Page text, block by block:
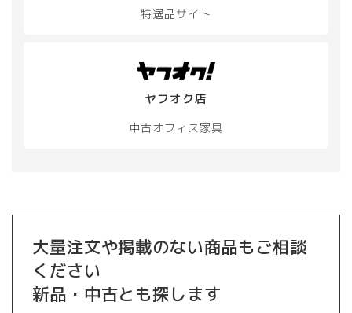
特選品サイト
ヤフオク店
中古オフィス家具
大量注文や掲載のない商品もご相談
ください
新品・中古とも探します